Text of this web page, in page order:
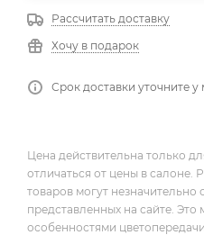
Рассчитать доставку
Хочу в подарок
Срок доставки уточните
Цена действительна только
отличаться от цены в салоне.
товаров могут незначительно
представленных на сайте. Это
особенностями